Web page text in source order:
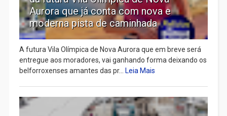
Aurora que já conta com nova e
moderna pista de caminhada
A futura Vila Olímpica de Nova Aurora que em breve será
entregue aos moradores, vai ganhando forma deixando os
belforroxenses amantes das pr... Leia Mais